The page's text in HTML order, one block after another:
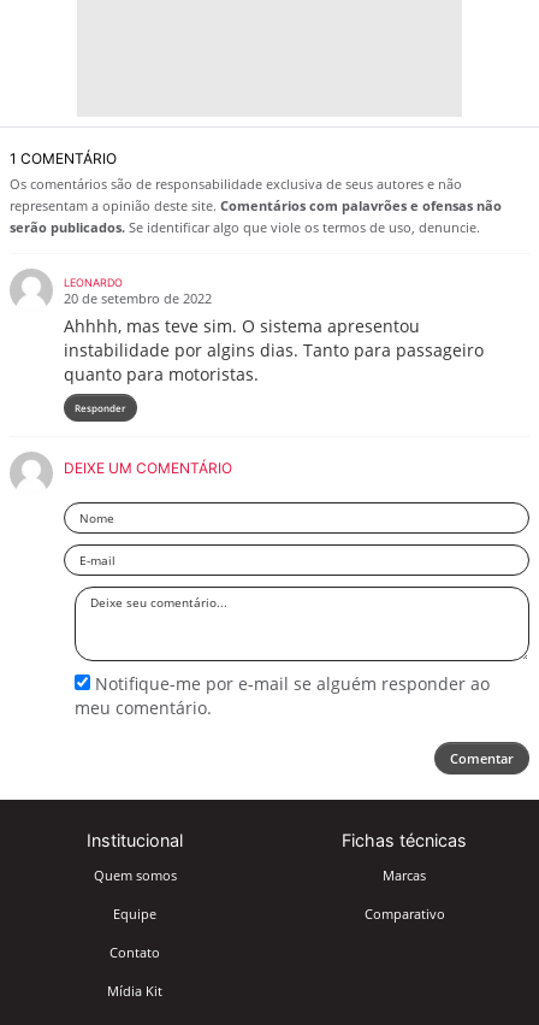
1 COMENTÁRIO
Os comentários são de responsabilidade exclusiva de seus autores e não
representam a opinião deste site. Comentários com palavrões e ofensas não
serão publicados. Se identificar algo que viole os termos de uso, denuncie.
LEONARDO
20 de setembro de 2022
Ahhhh, mas teve sim. O sistema apresentou
instabilidade por algins dias. Tanto para passageiro
quanto para motoristas.
Responder
DEIXE UM COMENTÁRIO
Nome
Email
Deixe
Notifique-me por e-mail se alguém responder ao
meu comentário.
Comentar
Institucional
Quem somos
Equipe
Contato
Mídia Kit
Fichas técnicas
Marcas
Comparativo